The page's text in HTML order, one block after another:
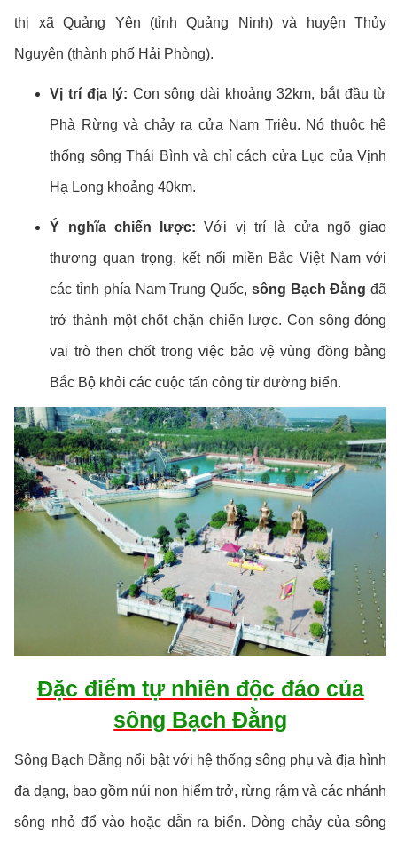
thị xã Quảng Yên (tỉnh Quảng Ninh) và huyện Thủy
Nguyên (thành phố Hải Phòng).
Vị trí địa lý: Con sông dài khoảng 32km, bắt đầu từ
Phà Rừng và chảy ra cửa Nam Triệu. Nó thuộc hệ
thống sông Thái Bình và chỉ cách cửa Lục của Vịnh
Hạ Long khoảng 40km.
Ý nghĩa chiến lược: Với vị trí là cửa ngõ giao
thương quan trọng, kết nối miền Bắc Việt Nam với
các tỉnh phía Nam Trung Quốc, sông Bạch Đằng đã
trở thành một chốt chặn chiến lược. Con sông đóng
vai trò then chốt trong việc bảo vệ vùng đồng bằng
Bắc Bộ khỏi các cuộc tấn công từ đường biển.
Đặc điểm tự nhiên độc đáo của
sông Bạch Đằng
Sông Bạch Đằng nổi bật với hệ thống sông phụ và địa hình
đa dạng, bao gồm núi non hiểm trở, rừng rậm và các nhánh
sông nhỏ đổ vào hoặc dẫn ra biển. Dòng chảy của sông